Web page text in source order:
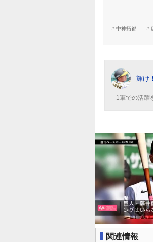
中神拓都
輝け
1軍での活躍
関連情報